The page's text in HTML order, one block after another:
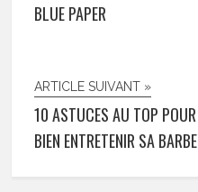
BLUE PAPER
ARTICLE SUIVANT »
10 ASTUCES AU TOP POUR
BIEN ENTRETENIR SA BARBE